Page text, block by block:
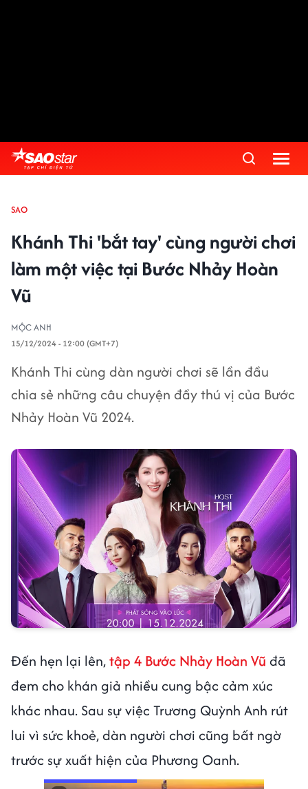
SAO
Khánh Thi 'bắt tay' cùng người chơi
làm một việc tại Bước Nhảy Hoàn
Vũ
MỘC ANH
15/12/2024 - 12:00 (GMT+7)
Khánh Thi cùng dàn người chơi sẽ lần đầu
chia sẻ những câu chuyện đầy thú vị của Bước
Nhảy Hoàn Vũ 2024.
Đến hẹn lại lên,tập 4 Bước Nhảy Hoàn Vũ đã
đem cho khán giả nhiều cung bậc cảm xúc
khác nhau. Sau sự việc Trương Quỳnh Anh rút
lui vì sức khoẻ, dàn người chơi cũng bất ngờ
trước sự xuất hiện của Phương Oanh.